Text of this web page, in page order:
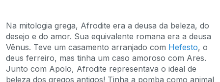
Na mitologia grega, Afrodite era a deusa da beleza, do
desejo e do amor. Sua equivalente romana era a deusa
Vênus. Teve um casamento arranjado com Hefesto, o
deus ferreiro, mas tinha um caso amoroso com Ares.
Junto com Apolo, Afrodite representava o ideal de
beleza dos gregos antigos! Tinha a pomba como animal